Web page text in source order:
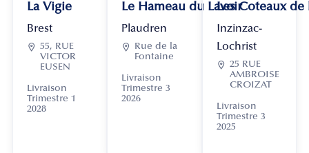
La Vigie
Brest
 55, RUE
VICTOR
EUSEN
Livraison
Trimestre 1
2028
Le Hameau du Lavoir
Plaudren

Rue de la
Fontaine
Livraison
Trimestre 3
2026
Les Coteaux
Inzinzac-
Lochrist
 25 RUE
AMBROISE
CROIZAT
Livraison
Trimestre 3
2025